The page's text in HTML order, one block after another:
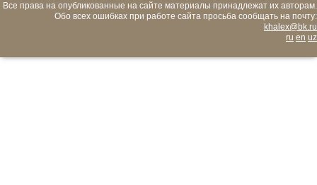
Все права на опубликованные на сайте материалы принадлежат их авторам.
Обо всех ошибках при работе сайта просьба сообщать на почту:
khalex@bk.ru
ru en uz